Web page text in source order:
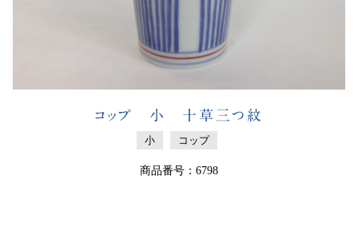
コップ 小 十草三つ紋
小 コップ
商品番号：6798